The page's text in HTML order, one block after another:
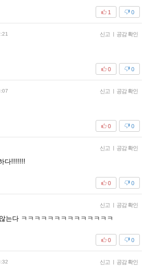
0
1
신고 | 공감 확인
0
0
신고 | 공감 확인
0
0
신고 | 공감 확인
다!!!!!!!
0
0
신고 | 공감 확인
는다 ㅋㅋㅋㅋㅋㅋㅋㅋㅋㅋㅋㅋㅋㅋ
0
0
신고 | 공감 확인